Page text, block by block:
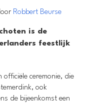
Robbert Beurse
is de
feestlijk
officiële ceremonie, die
ook
de bijeenkomst een